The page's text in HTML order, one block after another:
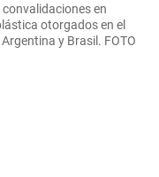
en
otorgados en el
y Brasil. FOTO